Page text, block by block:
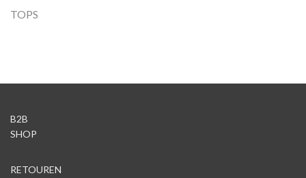
TOPS
B2B
SHOP
RETOUREN